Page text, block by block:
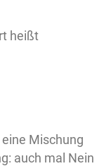
heißt
Mischung
auch mal Nein